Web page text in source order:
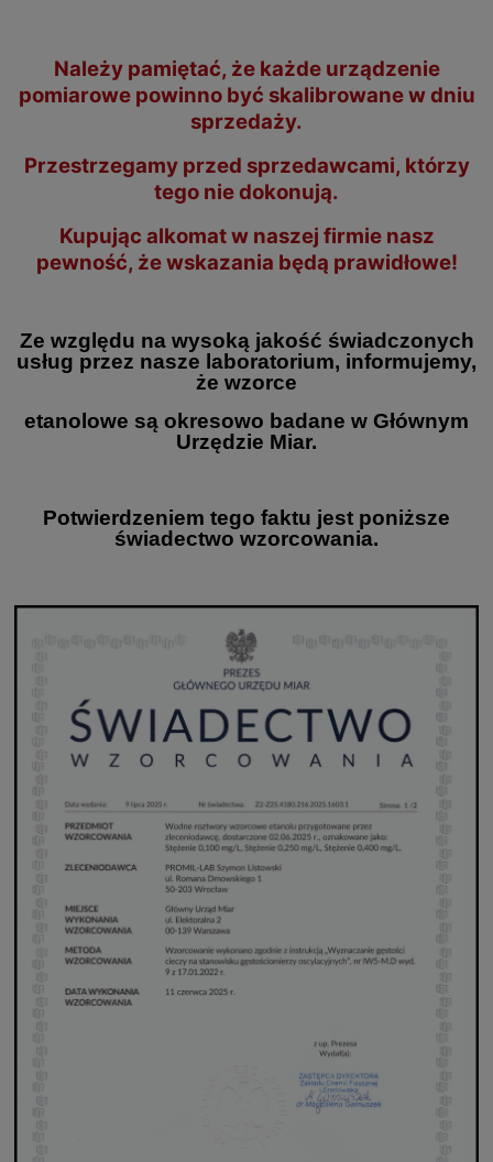
Należy pamiętać, że każde urządzenie
pomiarowe powinno być skalibrowane w dniu
sprzedaży.
Przestrzegamy przed sprzedawcami, którzy
tego nie dokonują.
Kupując alkomat w naszej firmie nasz
pewność, że wskazania będą prawidłowe!
Ze względu na wysoką jakość świadczonych
usług przez nasze laboratorium, informujemy,
że wzorce
etanolowe są okresowo badane w Głównym
Urzędzie Miar.
Potwierdzeniem tego faktu jest poniższe
świadectwo wzorcowania.